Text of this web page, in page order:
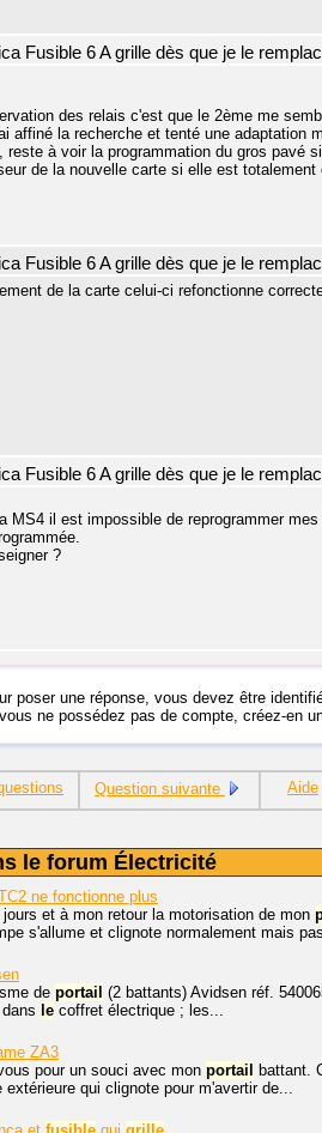
Fusible 6 A grille dès que je le
des relais c'est que le 2ème me
affiné la recherche et tenté une
reste à voir la programmation du gros pavé
de la nouvelle carte si elle est
Fusible 6 A grille dès que je le
de la carte celui-ci refonctionne
Fusible 6 A grille dès que je le
MS4 il est impossible de reprogrammer
?
poser une réponse, vous devez être
ne possédez pas de compte, créez-en
Question suivante Aide
le forum Électricité
ne fonctionne plus
et à mon retour la motorisation de mon
s'allume et clignote normalement mais
de portail (2 battants) Avidsen réf.
le coffret électrique ; les...
ZA3
pour un souci avec mon portail battant.
qui clignote pour m'avertir de...